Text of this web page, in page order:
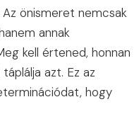
Az önismeret nemcsak
annak
kell értened, honnan
azt. Ez az
hogy